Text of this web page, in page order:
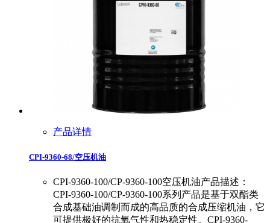
产品详情
CPI-9360-68/空压机油
CPI-9360-100/CP-9360-100空压机油产品描述：
CPI-9360-100/CP-9360-100系列产品是基于双酯类
合成基础油调制而成的高品质的合成压缩机油，它
可提供极好的抗氧气性和热稳定性。CPI-9360-